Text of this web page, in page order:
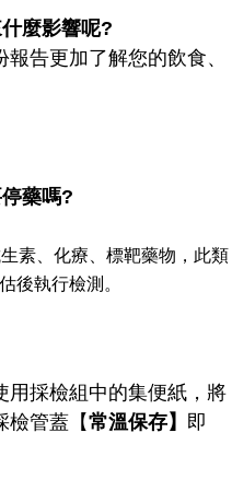
麼影響呢?
告更加了解您的飲食、
藥嗎?
素、化療、標靶藥物，此類
後執行檢測。
採檢組中的集便紙，將
檢管蓋【常溫保存】 即